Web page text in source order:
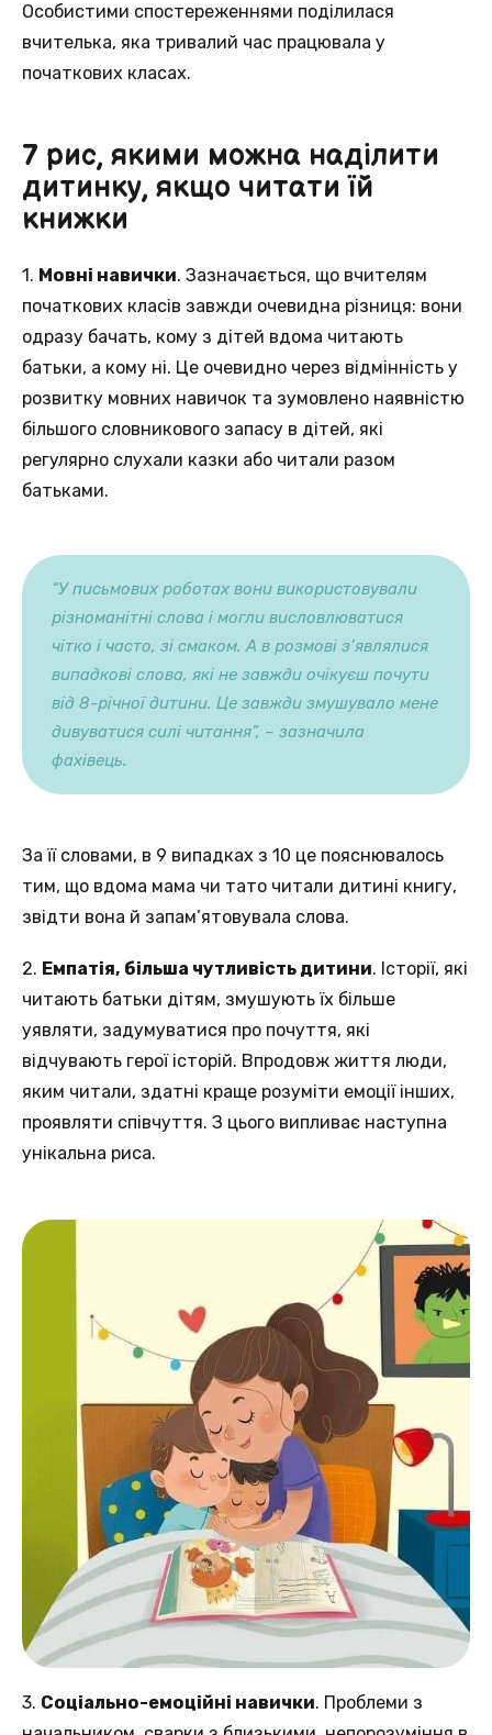
Особистими спостереженнями поділилася
вчителька, яка тривалий час працювала у
початкових класах.
7 рис, якими можна наділити
дитинку, якщо читати їй
книжки
1. Мовні навички. Зазначається, що вчителям
початкових класів завжди очевидна різниця: вони
одразу бачать, кому з дітей вдома читають
батьки, а кому ні. Це очевидно через відмінність у
розвитку мовних навичок та зумовлено наявністю
більшого словникового запасу в дітей, які
регулярно слухали казки або читали разом
батьками.
“У письмових роботах вони використовували
різноманітні слова і могли висловлюватися
чітко і часто, зі смаком. А в розмові з’являлися
випадкові слова, які не завжди очікуєш почути
від 8-річної дитини. Це завжди змушувало мене
дивуватися силі читання”, – зазначила
фахівець.
За її словами, в 9 випадках з 10 це пояснювалось
тим, що вдома мама чи тато читали дитині книгу,
звідти вона й запам’ятовувала слова.
2. Емпатія, більша чутливість дитини. Історії, які
читають батьки дітям, змушують їх більше
уявляти, задумуватися про почуття, які
відчувають герої історій. Впродовж життя люди,
яким читали, здатні краще розуміти емоції інших,
проявляти співчуття. З цього випливає наступна
унікальна риса.
3. Соціально-емоційні навички. Проблеми з